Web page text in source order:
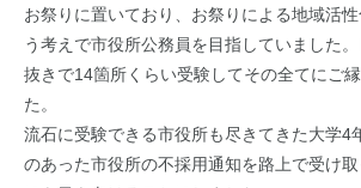
お祭りに置いており、お祭りによる地域活
う考えで市役所公務員を目指していました
抜きで14箇所くらい受験してその全てにご
た。
流石に受験できる市役所も尽きてきた大学4
のあった市役所の不採用通知を路上で受け